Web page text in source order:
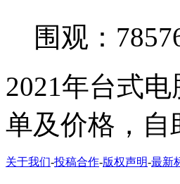
围观：
2021年台式
单及价格，自
关于我们-投稿合作-版权声明-最新